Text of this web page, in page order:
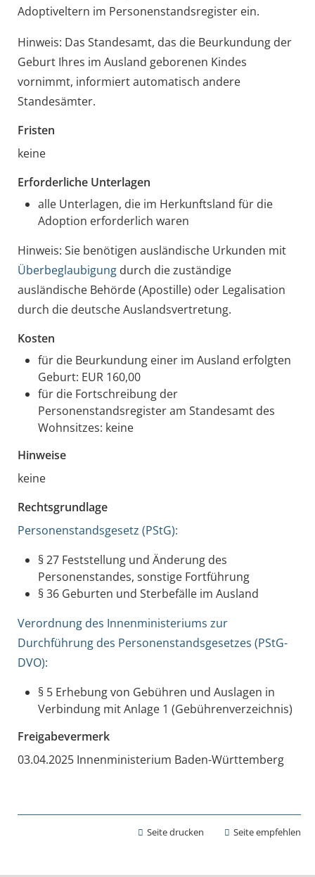
Adoptiveltern im Personenstandsregister ein.
Hinweis: Das Standesamt, das die Beurkundung der
Geburt Ihres im Ausland geborenen Kindes
vornimmt, informiert automatisch andere
Standesämter.
Fristen
keine
Erforderliche Unterlagen
alle Unterlagen, die im Herkunftsland für die
Adoption erforderlich waren
Hinweis: Sie benötigen ausländische Urkunden mit
Überbeglaubigungdurch die zuständige
ausländische Behörde (Apostille) oder Legalisation
durch die deutsche Auslandsvertretung.
Kosten
für die Beurkundung einer im Ausland erfolgten
Geburt: EUR 160,00
für die Fortschreibung der
Personenstandsregister am Standesamt des
Wohnsitzes: keine
Hinweise
keine
Rechtsgrundlage
Personenstandsgesetz (PStG):
§ 27 Feststellung und Änderung des
Personenstandes, sonstige Fortführung
§ 36 Geburten und Sterbefälle im Ausland
Verordnung des Innenministeriums zur
Durchführung des Personenstandsgesetzes (PStG-
DVO):
§ 5 Erhebung von Gebühren und Auslagen in
Verbindung mit Anlage 1 (Gebührenverzeichnis)
Freigabevermerk
03.04.2025 Innenministerium Baden-Württemberg
Seite drucken Seite empfehlen